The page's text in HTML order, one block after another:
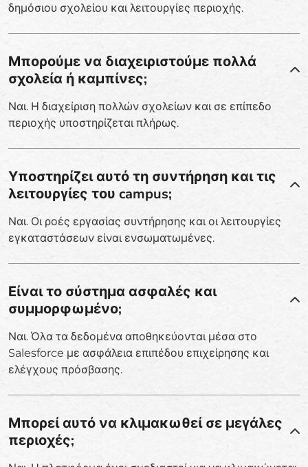
δημόσιου σχολείου και λειτουργίες περιοχής.
Μπορούμε να διαχειριστούμε πολλά
σχολεία ή καμπίνες;
Ναι. Η διαχείριση πολλών σχολείων και σε επίπεδο
περιοχής υποστηρίζεται πλήρως.
Υποστηρίζει αυτό τη συντήρηση και τις
λειτουργίες του campus;
Ναι. Οι ροές εργασίας συντήρησης και οι λειτουργίες
εγκαταστάσεων είναι ενσωματωμένες.
Είναι το σύστημα ασφαλές και
συμμορφωμένο;
Ναι. Όλα τα δεδομένα αποθηκεύονται μέσα στο
Salesforce με ασφάλεια επιπέδου επιχείρησης και
ελέγχους πρόσβασης.
Μπορεί αυτό να κλιμακωθεί σε μεγάλες
περιοχές;